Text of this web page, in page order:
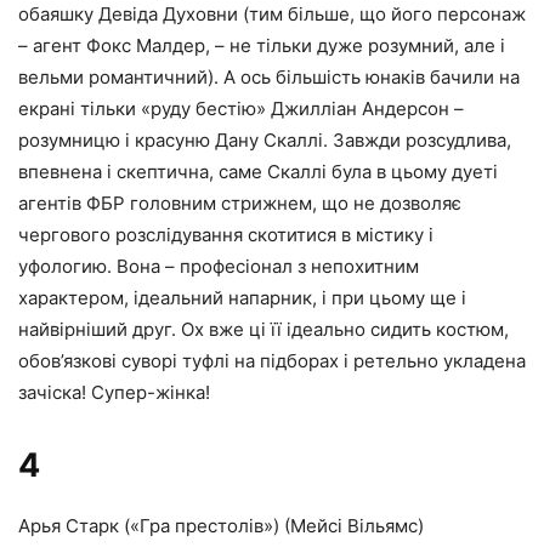
обаяшку Девіда Духовни (тим більше, що його персонаж
– агент Фокс Малдер, – не тільки дуже розумний, але і
вельми романтичний). А ось більшість юнаків бачили на
екрані тільки «руду бестію» Джилліан Андерсон –
розумницю і красуню Дану Скаллі. Завжди розсудлива,
впевнена і скептична, саме Скаллі була в цьому дуеті
агентів ФБР головним стрижнем, що не дозволяє
чергового розслідування скотитися в містику і
уфологию. Вона – професіонал з непохитним
характером, ідеальний напарник, і при цьому ще і
найвірніший друг. Ох вже ці її ідеально сидить костюм,
обов’язкові суворі туфлі на підборах і ретельно укладена
зачіска! Супер-жінка!
4
Арья Старк («Гра престолів») (Мейсі Вільямс)